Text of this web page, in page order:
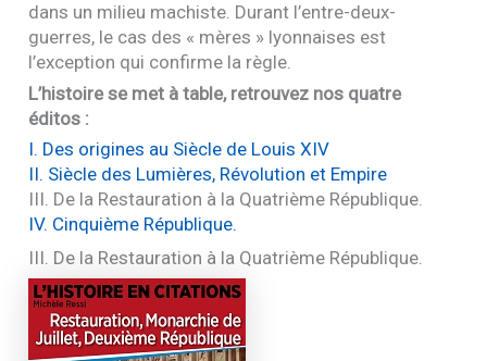
dans un milieu machiste. Durant l’entre-deux-
guerres, le cas des « mères » lyonnaises est
l’exception qui confirme la règle.
L’histoire se met à table, retrouvez nos quatre
éditos :
I. Des origines au Siècle de LouisXIV
II. Siècle des Lumières, Révolution et Empire
III . De la Restauration à la Quatrième République.
IV. Cinquième République.
III . De la Restauration à la Quatrième République.